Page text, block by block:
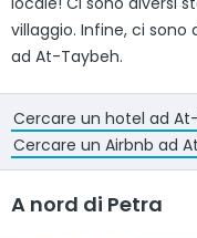
villaggio. Infine, ci
ad At-Taybeh.
Cercare un hotel ad
Cercare un Airbnb ad
A nord di Petra